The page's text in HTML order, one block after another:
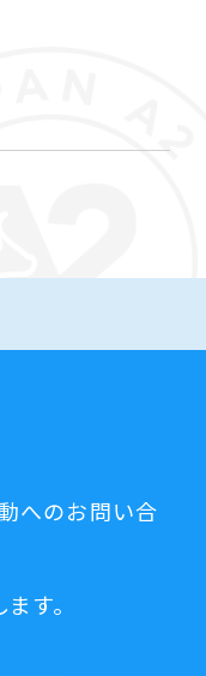
へのお問い合
す。